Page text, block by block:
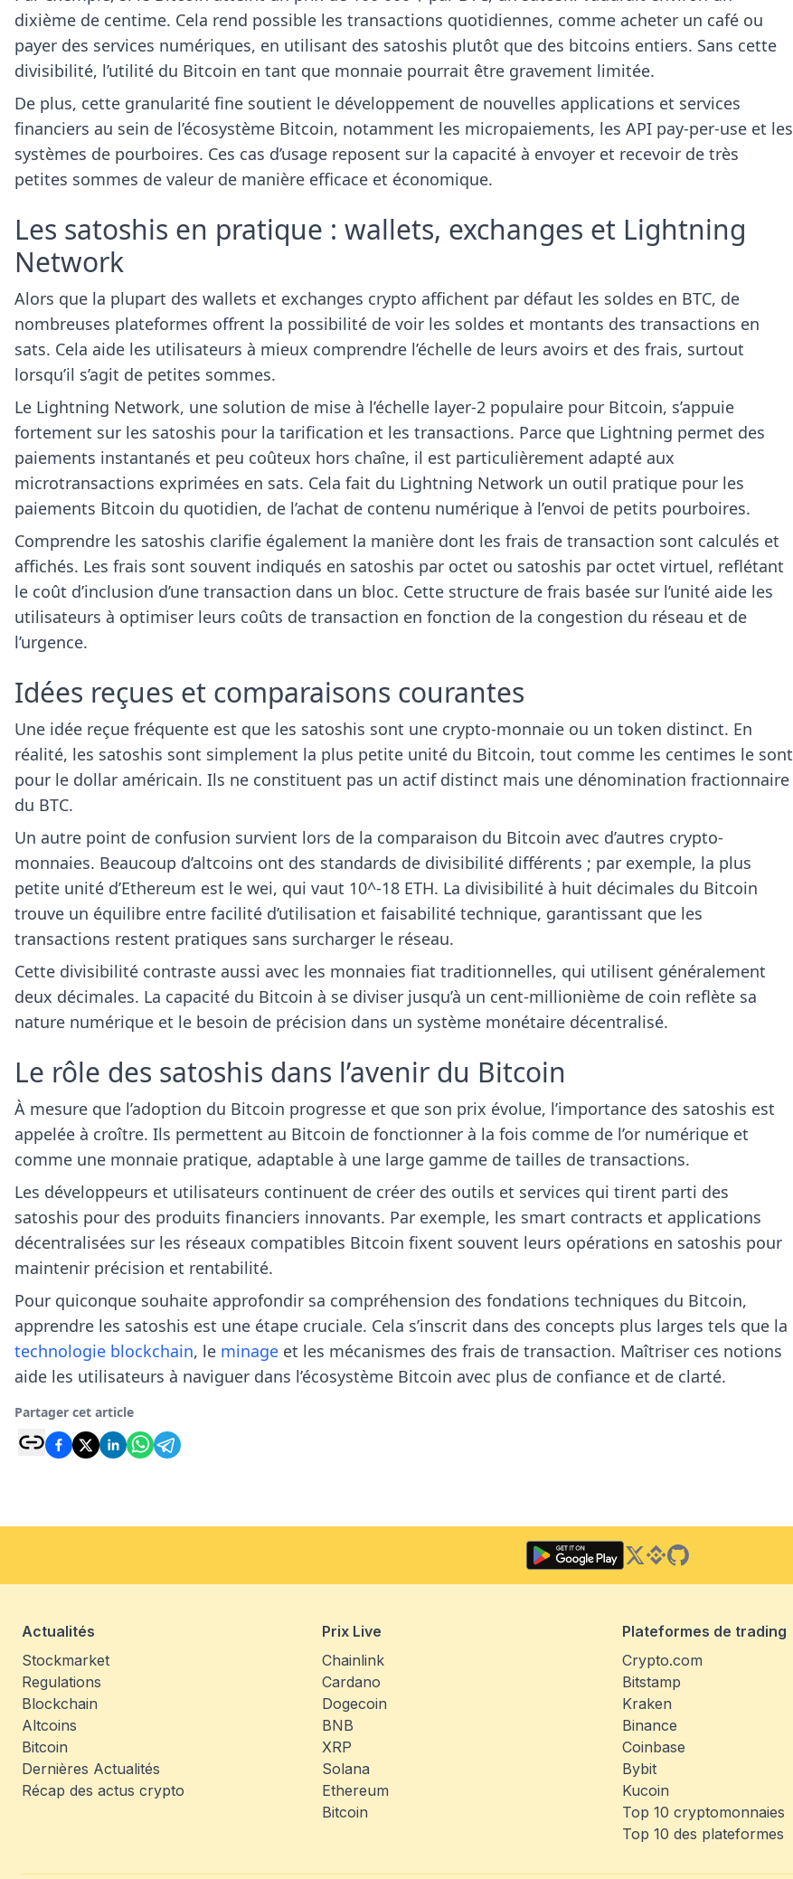
dixième de centime. Cela rend possible les transactions quotidiennes, comme acheter un café ou
payer des services numériques, en utilisant des satoshis plutôt que des bitcoins entiers. Sans cette
divisibilité, l’utilité du Bitcoin en tant que monnaie pourrait être gravement limitée.
De plus, cette granularité fine soutient le développement de nouvelles applications et services
financiers au sein de l’écosystème Bitcoin, notamment les micropaiements, les API pay-per-use et les
systèmes de pourboires. Ces cas d’usage reposent sur la capacité à envoyer et recevoir de très
petites sommes de valeur de manière efficace et économique.
Les satoshis en pratique : wallets, exchanges et Lightning
Network
Alors que la plupart des wallets et exchanges crypto affichent par défaut les soldes en BTC, de
nombreuses plateformes offrent la possibilité de voir les soldes et montants des transactions en
sats. Cela aide les utilisateurs à mieux comprendre l’échelle de leurs avoirs et des frais, surtout
lorsqu’il s’agit de petites sommes.
Le Lightning Network, une solution de mise à l’échelle layer-2 populaire pour Bitcoin, s’appuie
fortement sur les satoshis pour la tarification et les transactions. Parce que Lightning permet des
paiements instantanés et peu coûteux hors chaîne, il est particulièrement adapté aux
microtransactions exprimées en sats. Cela fait du Lightning Network un outil pratique pour les
paiements Bitcoin du quotidien, de l’achat de contenu numérique à l’envoi de petits pourboires.
Comprendre les satoshis clarifie également la manière dont les frais de transaction sont calculés et
affichés. Les frais sont souvent indiqués en satoshis par octet ou satoshis par octet virtuel, reflétant
le coût d’inclusion d’une transaction dans un bloc. Cette structure de frais basée sur l’unité aide les
utilisateurs à optimiser leurs coûts de transaction en fonction de la congestion du réseau et de
l’urgence.
Idées reçues et comparaisons courantes
Une idée reçue fréquente est que les satoshis sont une crypto-monnaie ou un token distinct. En
réalité, les satoshis sont simplement la plus petite unité du Bitcoin, tout comme les centimes le sont
pour le dollar américain. Ils ne constituent pas un actif distinct mais une dénomination fractionnaire
du BTC.
Un autre point de confusion survient lors de la comparaison du Bitcoin avec d’autres crypto-
monnaies. Beaucoup d’altcoins ont des standards de divisibilité différents ; par exemple, la plus
petite unité d’Ethereum est le wei, qui vaut 10^-18 ETH. La divisibilité à huit décimales du Bitcoin
trouve un équilibre entre facilité d’utilisation et faisabilité technique, garantissant que les
transactions restent pratiques sans surcharger le réseau.
Cette divisibilité contraste aussi avec les monnaies fiat traditionnelles, qui utilisent généralement
deux décimales. La capacité du Bitcoin à se diviser jusqu’à un cent-millionième de coin reflète sa
nature numérique et le besoin de précision dans un système monétaire décentralisé.
Le rôle des satoshis dans l’avenir du Bitcoin
À mesure que l’adoption du Bitcoin progresse et que son prix évolue, l’importance des satoshis est
appelée à croître. Ils permettent au Bitcoin de fonctionner à la fois comme de l’or numérique et
comme une monnaie pratique, adaptable à une large gamme de tailles de transactions.
Les développeurs et utilisateurs continuent de créer des outils et services qui tirent parti des
satoshis pour des produits financiers innovants. Par exemple, les smart contracts et applications
décentralisées sur les réseaux compatibles Bitcoin fixent souvent leurs opérations en satoshis pour
maintenir précision et rentabilité.
Pour quiconque souhaite approfondir sa compréhension des fondations techniques du Bitcoin,
apprendre les satoshis est une étape cruciale. Cela s’inscrit dans des concepts plus larges tels que la
technologie blockchain, le minage et les mécanismes des frais de transaction. Maîtriser ces notions
aide les utilisateurs à naviguer dans l’écosystème Bitcoin avec plus de confiance et de clarté.
Partager cet article
Twitter
Binance Square
GitHub
Actualités
Stockmarket
Regulations
Blockchain
Altcoins
Bitcoin
Dernières Actualités
Récap des actus crypto
Prix Live
Chainlink
Cardano
Dogecoin
BNB
XRP
Solana
Ethereum
Bitcoin
Plateformes de trading
Crypto.com
Bitstamp
Kraken
Binance
Coinbase
Bybit
Kucoin
Top 10 cryptomonnaies
Top 10 des plateformes